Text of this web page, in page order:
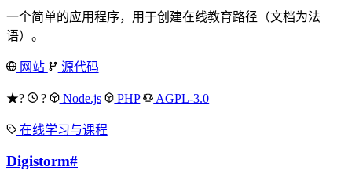
一个简单的应用程序，用于创建在线教育路径（文档为法
语）。
网站 源代码
★? ? Node.js PHP AGPL-3.0
在线学习与课程
Digistorm#